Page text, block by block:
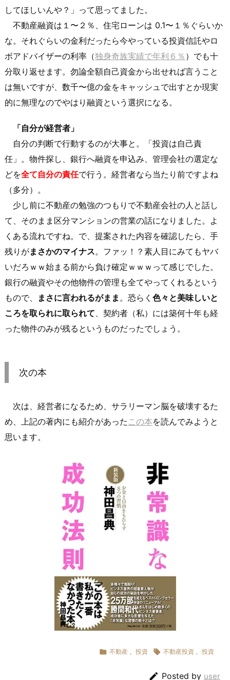
してほしいんや？」って思ってました。
不動産融資は１〜２％、住宅ローンは 0.1〜１％ぐらいか
な。それぐらいの金利だったら今やっている投資信託やロ
ボアドバイザーの利率（独身奇族実績で年利６％ ）でも十
分取り返せます。勿論全額自己資金から出せれば言うこと
は無いですが、数千〜億の金をキャッシュで出すとか現実
的に無理なのでやはり融資という選択になる。
「自分が経営者」
自分の判断で行動するのが大事と。「投資は自己責
任」。物件探し、銀行へ融資を申込み、管理会社の選定な
どを全て自分の責任で行う。経営者なら当たり前ですよね
（多分）。
少し前に不動産の勉強のつもりで不動産会社の人と話し
て、そのまま区分マンションの営業の話になりました。よ
くある流れですね。で、提案された内容を確認したら、手
残りがまさかのマイナス。ファッ！？素人目にみてもヤバ
いだろｗｗ始まる前から負け確定ｗｗｗって感じでした。
銀行の融資やその他物件の管理も全てやってくれるという
もので、
まさに言われるがまま。恐らく 色々と美味しいと
ころを取られに取られて、契約者（私）には築何十年も経
った物件のみが残るというものだったでしょう。
次の本
次は、経営者になるため、サラリーマン脳を破壊するた
め、上記の著内にも紹介があった この本を読んでみようと
思います。
 不動産 , 投資  不動産投資 , 投資
 Posted by user